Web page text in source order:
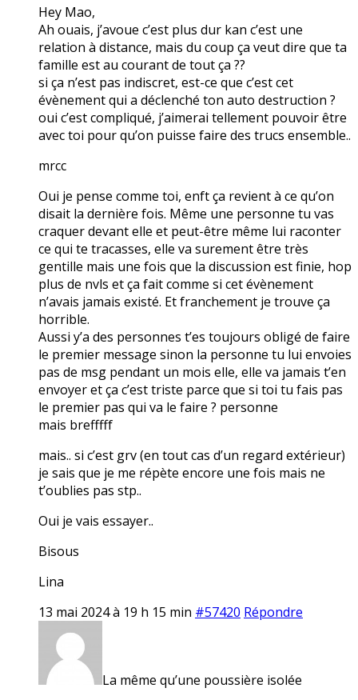
Hey Mao,
Ah ouais, j’avoue c’est plus dur kan c’est une
relation à distance, mais du coup ça veut dire que ta
famille est au courant de tout ça ??
si ça n’est pas indiscret, est-ce que c’est cet
évènement qui a déclenché ton auto destruction ?
oui c’est compliqué, j’aimerai tellement pouvoir être
avec toi pour qu’on puisse faire des trucs ensemble..
mrcc
Oui je pense comme toi, enft ça revient à ce qu’on
disait la dernière fois. Même une personne tu vas
craquer devant elle et peut-être même lui raconter
ce qui te tracasses, elle va surement être très
gentille mais une fois que la discussion est finie, hop
plus de nvls et ça fait comme si cet évènement
n’avais jamais existé. Et franchement je trouve ça
horrible.
Aussi y’a des personnes t’es toujours obligé de faire
le premier message sinon la personne tu lui envoies
pas de msg pendant un mois elle, elle va jamais t’en
envoyer et ça c’est triste parce que si toi tu fais pas
le premier pas qui va le faire ? personne
mais brefffff
mais.. si c’est grv (en tout cas d’un regard extérieur)
je sais que je me répète encore une fois mais ne
t’oublies pas stp..
Oui je vais essayer..
Bisous
Lina
13 mai 2024 à 19 h 15 min #57420 Répondre
La même qu’une poussière isolée